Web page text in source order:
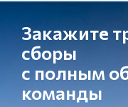
Закажите
сборы
с полным
команды